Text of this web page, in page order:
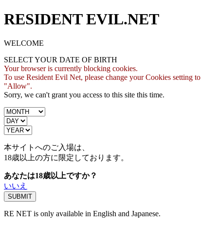
RESIDENT EVIL.NET
WELCOME
SELECT YOUR DATE OF BIRTH
Your browser is currently blocking cookies.
To use Resident Evil Net, please change your Cookies setting to
"Allow".
Sorry, we can't grant you access to this site this time.
本サイトへのご入場は、
18歳以上の方に限定しております。
あなたは18歳以上ですか？
いいえ
RE NET is only available in English and Japanese.